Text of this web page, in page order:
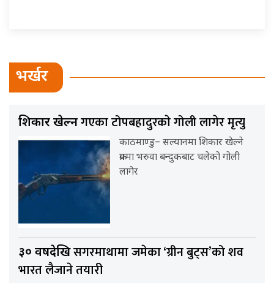
भर्खर
शिकार खेल्नगएका टोपबहादुरकाे गोली लागेर मृत्यु
काठमाण्डु– सल्यानमा शिकार खेल्ने
क्रममा भरुवा बन्दुकबाट चलेको गोली
लागेर
३० वर्षदेखिसगरमाथामा जमेका ‘ग्रीन बुट्स’को शव
भारत लैजाने तयारी